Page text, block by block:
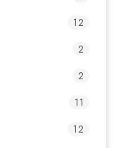
12
2
2
11
12